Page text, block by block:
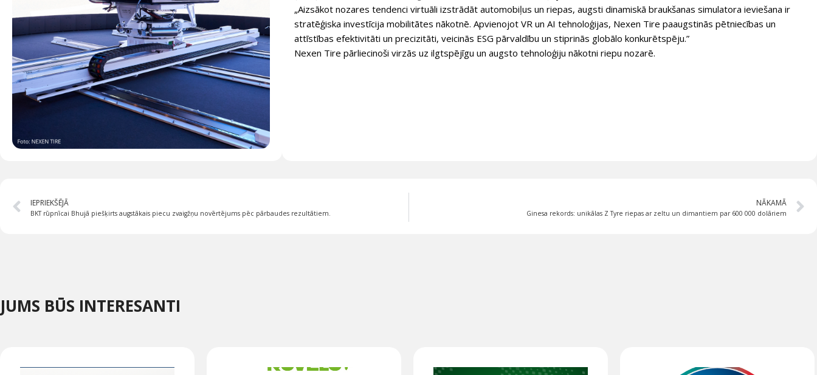
„Aizsākot nozares tendenci virtuāli izstrādāt automobiļus un riepas, augsti dinamiskā braukšanas simulatora ieviešana ir
stratēģiska investīcija mobilitātes nākotnē. Apvienojot VR un AI tehnoloģijas, Nexen Tire paaugstinās pētniecības un
attīstības efektivitāti un precizitāti, veicinās ESG pārvaldību un stiprinās globālo konkurētspēju.”
Nexen Tire pārliecinoši virzās uz ilgtspējīgu un augsto tehnoloģiju nākotni riepu nozarē.
IEPRIEKŠĒJĀ
BKT rūpnīcai Bhujā piešķirts augstākais piecu zvaigžņu novērtējums pēc pārbaudes rezultātiem.
NĀKAMĀ
Ginesa rekords: unikālas Z Tyre riepas ar zeltu un dimantiem par 600 000 dolāriem
JUMS BŪS INTERESANTI